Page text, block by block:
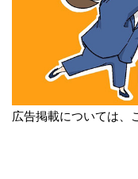
広告掲載については、